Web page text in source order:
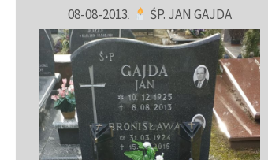
08-08-2013: ŚP. JAN GAJDA